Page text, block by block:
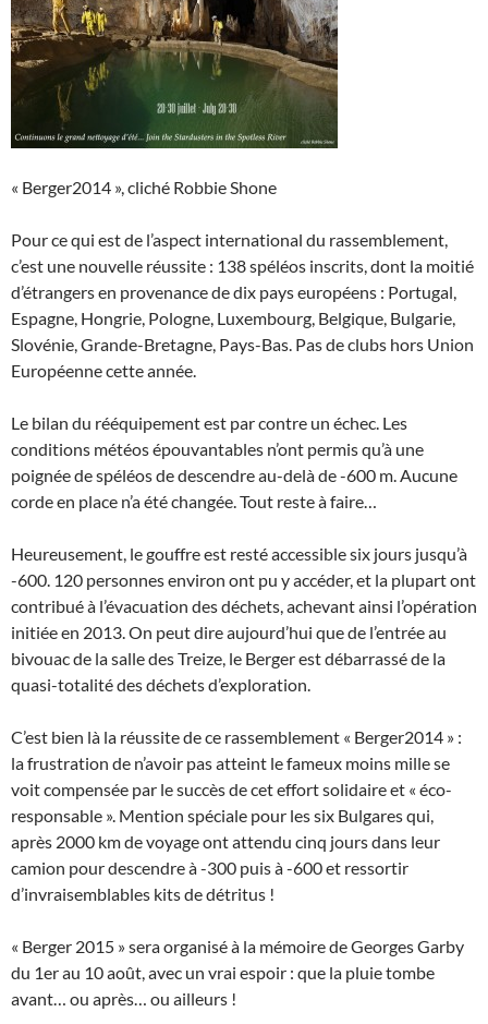
« Berger2014 », cliché Robbie Shone
Pour ce qui est de l’aspect international du rassemblement,
c’est une nouvelle réussite : 138 spéléos inscrits, dont la moitié
d’étrangers en provenance de dix pays européens : Portugal,
Espagne, Hongrie, Pologne, Luxembourg, Belgique, Bulgarie,
Slovénie, Grande-Bretagne, Pays-Bas. Pas de clubs hors Union
Européenne cette année.
Le bilan du rééquipement est par contre un échec. Les
conditions météos épouvantables n’ont permis qu’à une
poignée de spéléos de descendre au-delà de -600 m. Aucune
corde en place n’a été changée. Tout reste à faire…
Heureusement, le gouffre est resté accessible six jours jusqu’à
-600. 120 personnes environ ont pu y accéder, et la plupart ont
contribué à l’évacuation des déchets, achevant ainsi l’opération
initiée en 2013. On peut dire aujourd’hui que de l’entrée au
bivouac de la salle des Treize, le Berger est débarrassé de la
quasi-totalité des déchets d’exploration.
C’est bien là la réussite de ce rassemblement « Berger2014 » :
la frustration de n’avoir pas atteint le fameux moins mille se
voit compensée par le succès de cet effort solidaire et « éco-
responsable ». Mention spéciale pour les six Bulgares qui,
après 2000 km de voyage ont attendu cinq jours dans leur
camion pour descendre à -300 puis à -600 et ressortir
d’invraisemblables kits de détritus !
« Berger 2015 » sera organisé à la mémoire de Georges Garby
du 1er au 10 août, avec un vrai espoir : que la pluie tombe
avant… ou après… ou ailleurs !